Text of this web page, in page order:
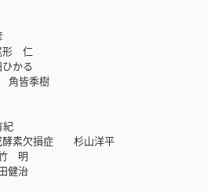
形 仁
かる
皆季樹
酵素欠損症 杉山洋平
明
健治